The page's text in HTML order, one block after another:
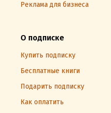
Реклама для бизнеса
О подписке
Купить подписку
Бесплатные книги
Подарить подписку
Как оплатить